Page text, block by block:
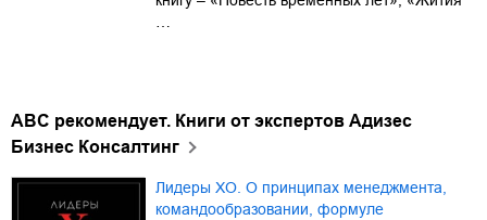
ABC рекомендует. Книги от экспертов Адизес
Бизнес Консалтинг
Лидеры ХО. О принципах менеджмента,
командообразовании, формуле